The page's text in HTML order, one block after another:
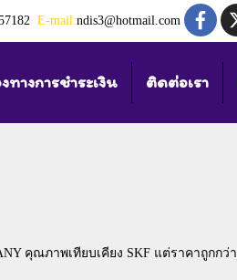
E-mail:ndis3@hotmail.com
ทางการชำระเงิน ติดต่อเรา
คุณภาพเทียบเคียง SKF แต่ราคาถูกกว่า